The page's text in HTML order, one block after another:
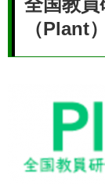
全国教
（Plant